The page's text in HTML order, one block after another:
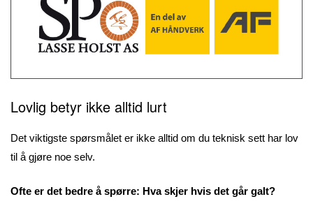
Lovlig betyr ikke alltid lurt
Det viktigste spørsmålet er ikke alltid om du teknisk sett har lov
til å gjøre noe selv.
Ofte er det bedre å spørre: Hva skjer hvis det går galt?